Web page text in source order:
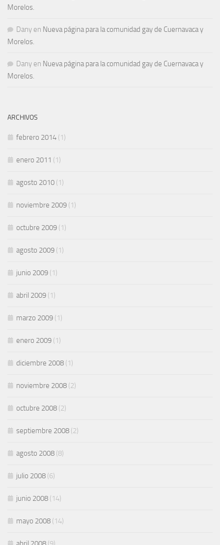
Morelos.
Dany en Nueva página para la comunidad gay de Cuernavaca y
Morelos.
Dany en Nueva página para la comunidad gay de Cuernavaca y
Morelos.
ARCHIVOS
febrero 2014 (1)
enero 2011 (1)
agosto 2010 (1)
noviembre 2009 (1)
octubre 2009 (1)
agosto 2009 (1)
junio 2009 (1)
abril 2009 (1)
marzo 2009 (1)
enero 2009 (1)
diciembre 2008 (1)
noviembre 2008 (2)
octubre 2008 (2)
septiembre 2008 (2)
agosto 2008 (8)
julio 2008 (6)
junio 2008 (14)
mayo 2008 (14)